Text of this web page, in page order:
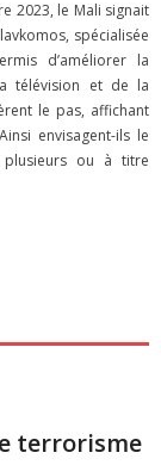
2023, le Mali signait
spécialisée
d’améliorer la
télévision et de la
le pas, affichant
envisagent-ils le
plusieurs ou à titre
terrorisme